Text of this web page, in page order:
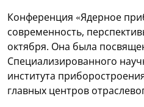
Конференция «Ядерное
современность,
октября. Она была
Специализированного
института
главных центров